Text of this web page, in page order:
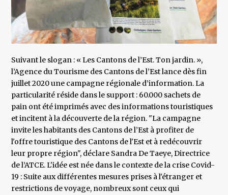
Suivant le slogan : « Les Cantons de l’Est. Ton jardin. »,
l’Agence du Tourisme des Cantons de l’Est lance dès fin
juillet 2020 une campagne régionale d’information. La
particularité réside dans le support : 60.000 sachets de
pain ont été imprimés avec des informations touristiques
et incitent à la découverte de la région. "La campagne
invite les habitants des Cantons de l’Est à profiter de
l'offre touristique des Cantons de l'Est et à redécouvrir
leur propre région", déclare Sandra De Taeye, Directrice
de l’ATCE. L'idée est née dans le contexte de la crise Covid-
19 : Suite aux différentes mesures prises à l'étranger et
restrictions de voyage, nombreux sont ceux qui